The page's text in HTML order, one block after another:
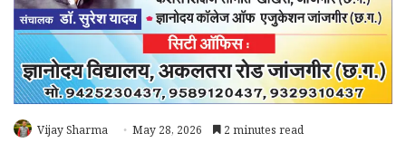
Vijay Sharma May 28, 2026 2 minutes read